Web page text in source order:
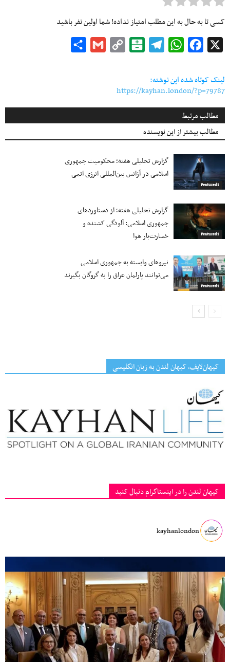
کسی تا به حال به این مطلب امتیاز نداده! شما اولین نفر باشید
Facebook
WhatsApp
Telegram
Balatarin
Copy
Gmail
لینک کوتاه شده این نوشته:
https://kayhan.london/?p=79787
مطالب مرتبط
مطالب بیشتر از این نویسنده
Featured1
گزارش تحلیلی هفته؛ محکومیت جمهوری
اسلامی در آژانس بین‌المللی انرژی اتمی
Featured1
گزارش تحلیلی هفته؛ از دستاوردهای
جمهوری اسلامی: آلودگی کشنده و
خسارت‌بار هوا
Featured1
نیروهای وابسته به جمهوری اسلامی
می‌توانند پارلمان عراق را به گروگان بگیرند
کیهان‌لایف، کیهان لندن به زبان انگلیسی
کیهان لندن را در اینستاگرام دنبال کنید
kayhanlondon